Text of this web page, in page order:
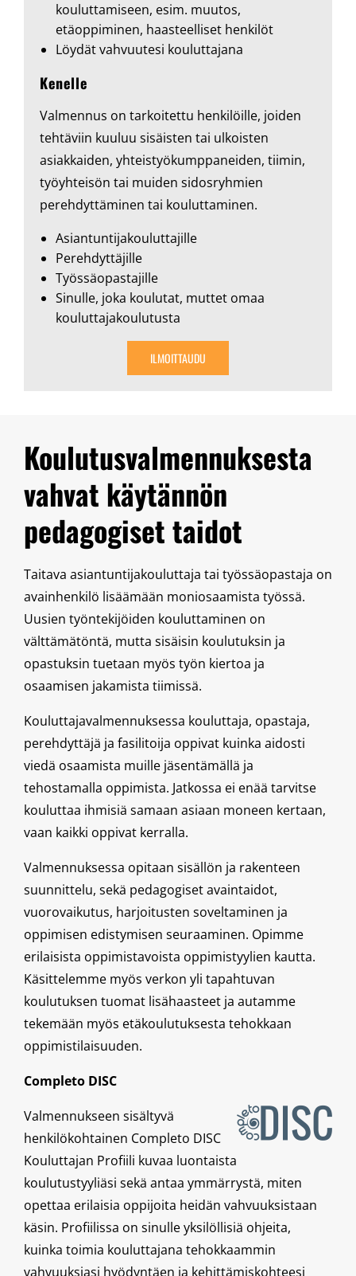
kouluttamiseen, esim. muutos,
etäoppiminen, haasteelliset henkilöt
Löydät vahvuutesi kouluttajana
Kenelle
Valmennus on tarkoitettu henkilöille, joiden
tehtäviin kuuluu sisäisten tai ulkoisten
asiakkaiden, yhteistyökumppaneiden, tiimin,
työyhteisön tai muiden sidosryhmien
perehdyttäminen tai kouluttaminen.
Asiantuntijakouluttajille
Perehdyttäjille
Työssäopastajille
Sinulle, joka koulutat, muttet omaa
kouluttajakoulutusta
ILMOITTAUDU
Koulutusvalmennuksesta
vahvat käytännön
pedagogiset taidot
Taitava asiantuntijakouluttaja tai työssäopastaja on
avainhenkilö lisäämään moniosaamista työssä.
Uusien työntekijöiden kouluttaminen on
välttämätöntä, mutta sisäisin koulutuksin ja
opastuksin tuetaan myös työn kiertoa ja
osaamisen jakamista tiimissä.
Kouluttajavalmennuksessa kouluttaja, opastaja,
perehdyttäjä ja fasilitoija oppivat kuinka aidosti
viedä osaamista muille jäsentämällä ja
tehostamalla oppimista. Jatkossa ei enää tarvitse
kouluttaa ihmisiä samaan asiaan moneen kertaan,
vaan kaikki oppivat kerralla.
Valmennuksessa opitaan sisällön ja rakenteen
suunnittelu, sekä pedagogiset avaintaidot,
vuorovaikutus, harjoitusten soveltaminen ja
oppimisen edistymisen seuraaminen. Opimme
erilaisista oppimistavoista oppimistyylien kautta.
Käsittelemme myös verkon yli tapahtuvan
koulutuksen tuomat lisähaasteet ja autamme
tekemään myös etäkoulutuksesta tehokkaan
oppimistilaisuuden.
Completo DISC
Valmennukseen sisältyvä
henkilökohtainen Completo DISC
Kouluttajan Profiili kuvaa luontaista
koulutustyyliäsi sekä antaa ymmärrystä, miten
opettaa erilaisia oppijoita heidän vahvuuksistaan
käsin. Profiilissa on sinulle yksilöllisiä ohjeita,
kuinka toimia kouluttajana tehokkaammin
vahvuuksiasi hyödyntäen ja kehittämiskohteesi